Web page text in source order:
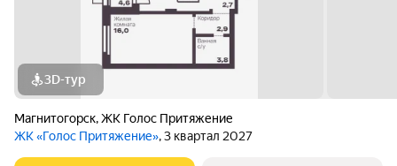
3D-тур
Магнитогорск,ЖК Голос Притяжение
ЖК «Голос Притяжение», 3 квартал 2027